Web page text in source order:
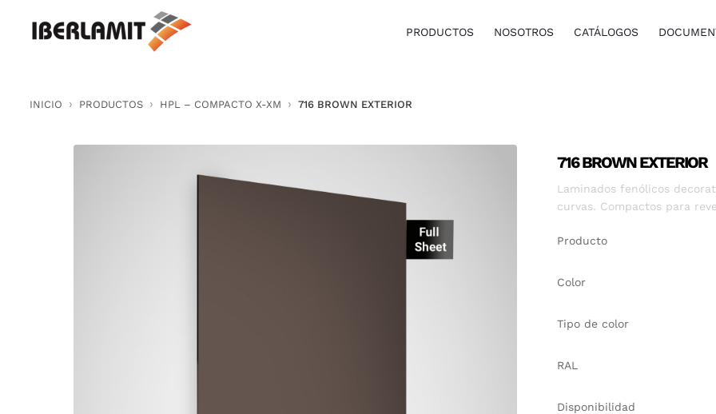
PRODUCTOS NOSOTROS CATÁLOGOS
INICIO PRODUCTOS HPL – COMPACTO X-XM 716 BROWN EXTERIOR
716 BROWN EXTERIOR
Laminados fenólicos
curvas. Compactos para
Producto
Color
Tipo de color
RAL
Disponibilidad